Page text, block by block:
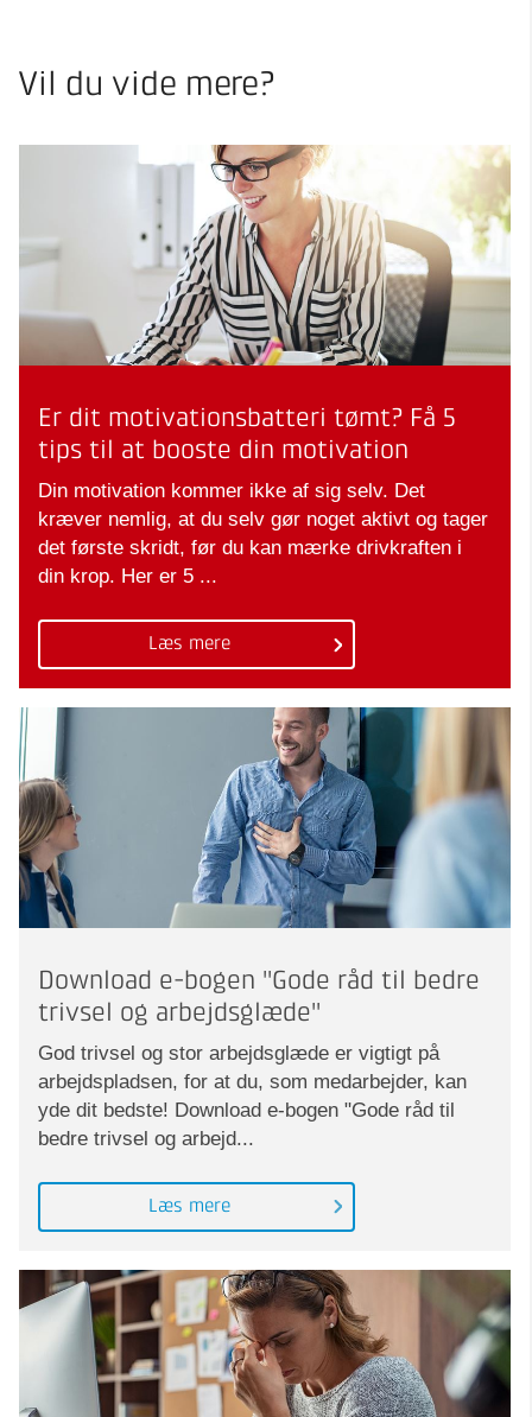
Vil du vide mere?
Er dit motivationsbatteri tømt? Få 5
tips til at booste din motivation
Din motivation kommer ikke af sig selv. Det
kræver nemlig, at du selv gør noget aktivt og tager
det første skridt, før du kan mærke drivkraften i
din krop. Her er 5 ...
Læs mere
Download e-bogen "Gode råd til bedre
trivsel og arbejdsglæde"
God trivsel og stor arbejdsglæde er vigtigt på
arbejdspladsen, for at du, som medarbejder, kan
yde dit bedste! Download e-bogen "Gode råd til
bedre trivsel og arbejd...
Læs mere